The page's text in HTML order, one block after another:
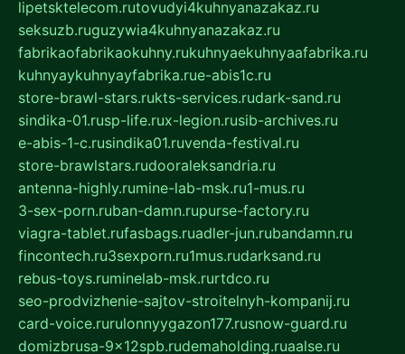
lipetsktelecom.rutovudyi4kuhnyanazakaz.ru
seksuzb.ruguzywia4kuhnyanazakaz.ru
fabrikaofabrikaokuhny.rukuhnyaekuhnyaafabrika.ru
kuhnyaykuhnyayfabrika.rue-abis1c.ru
store-brawl-stars.rukts-services.rudark-sand.ru
sindika-01.rusp-life.rux-legion.rusib-archives.ru
e-abis-1-c.rusindika01.ruvenda-festival.ru
store-brawlstars.rudooraleksandria.ru
antenna-highly.rumine-lab-msk.ru1-mus.ru
3-sex-porn.ruban-damn.rupurse-factory.ru
viagra-tablet.rufasbags.ruadler-jun.rubandamn.ru
fincontech.ru3sexporn.ru1mus.rudarksand.ru
rebus-toys.ruminelab-msk.rurtdco.ru
seo-prodvizhenie-sajtov-stroitelnyh-kompanij.ru
card-voice.rurulonnyygazon177.rusnow-guard.ru
domizbrusa-9x12spb.rudemaholding.ruaalse.ru